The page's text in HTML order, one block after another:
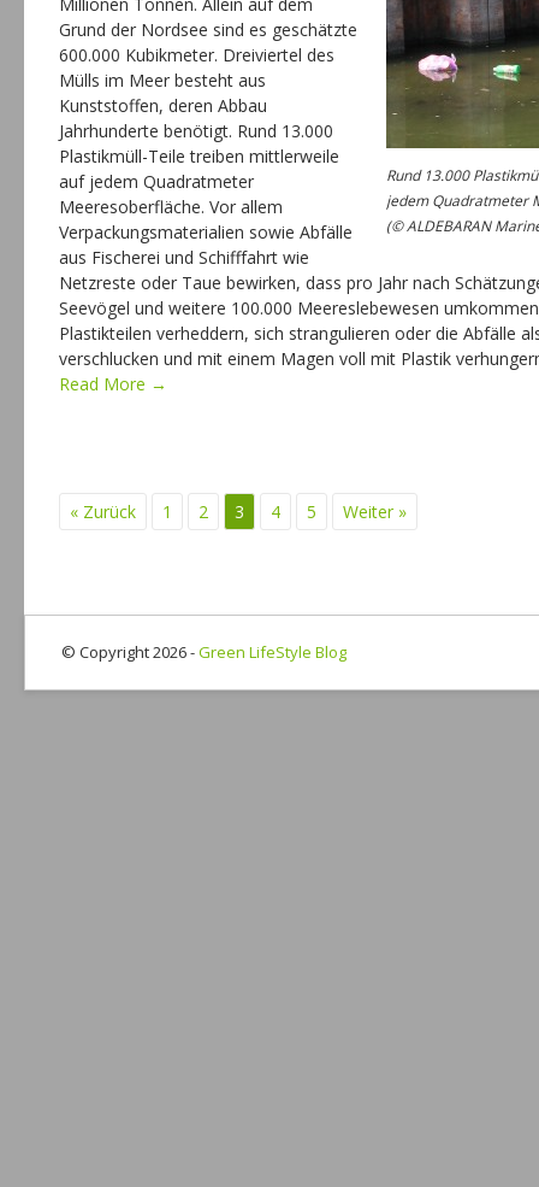
Rund 13.000
jedem Quadratmeter
(© ALDEBARAN
Grund der Nordsee sind es geschätzte
600.000 Kubikmeter. Dreiviertel des
Mülls im Meer besteht aus
Kunststoffen, deren Abbau
Jahrhunderte benötigt. Rund 13.000
Plastikmüll-Teile treiben mittlerweile
auf jedem Quadratmeter
Meeresoberfläche. Vor allem
Verpackungsmaterialien sowie Abfälle
aus Fischerei und Schifffahrt wie
Netzreste oder Taue bewirken, dass pro Jahr nach
Seevögel und weitere 100.000 Meereslebewesen
Plastikteilen verheddern, sich strangulieren oder die Abfälle
verschlucken und mit einem Magen voll mit Plastik
Read More →
« Zurück 1 2 3 4 5 Weiter »
© Copyright 2026 -Green LifeStyle Blog